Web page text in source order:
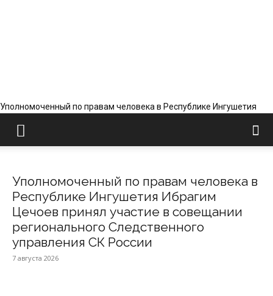
Уполномоченный по правам человека в Республике Ингушетия
Уполномоченный по правам человека в
Республике Ингушетия Ибрагим
Цечоев принял участие в совещании
регионального Следственного
управления СК России
7 августа 2026